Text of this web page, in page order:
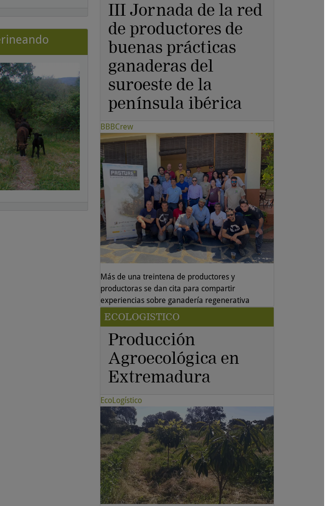
III Jornada de la red
de productores de
buenas prácticas
ganaderas del
suroeste de la
península ibérica
BBBCrew
Más de una treintena de productores y
productoras se dan cita para compartir
experiencias sobre ganadería regenerativa
ECOLOGISTICO
Producción
Agroecológica en
Extremadura
EcoLogístico